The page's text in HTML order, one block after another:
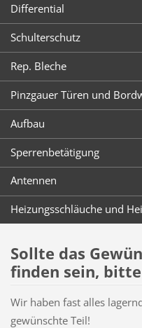
Differential
Schulterschutz
Rep. Bleche
Pinzgauer Türen und
Aufbau
Sperrenbetätigung
Antennen
Heizungsschläuche und
Sollte das
finden sein,
Wir haben fast alles
gewünschte Teil!